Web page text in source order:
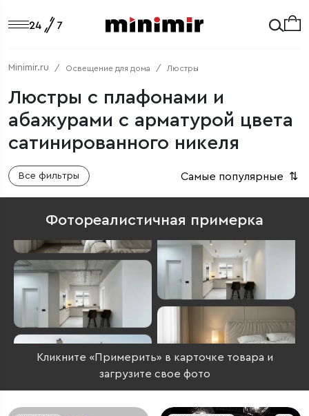
Minimir.ru Освещение для дома Люстры
Люстры с плафонами и
абажурами с арматурой цвета
сатинированного никеля
Все фильтры Самые популярные ⇅
Фотореалистичная примерка
Кликните «Примерить» в карточке товара и
загрузите свое фото